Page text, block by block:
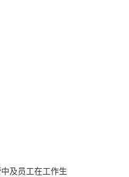
及员工在工作生